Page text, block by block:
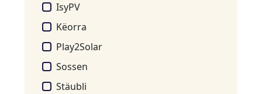
IsyPV
Këorra
Play2Solar
Sossen
Stäubli